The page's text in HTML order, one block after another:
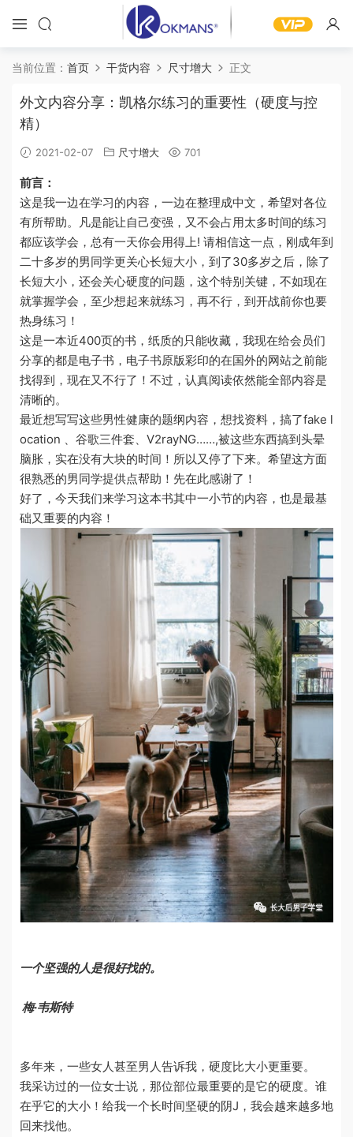
当前位置： 首页 干货内容 尺寸增大 正文
外文内容分享：凯格尔练习的重要性（硬度与控
精）
2021-02-07 尺寸增大 701
前言：
这是我一边在学习的内容，一边在整理成中文，希望对各位
有所帮助。凡是能让自己变强，又不会占用太多时间的练习
都应该学会，总有一天你会用得上! 请相信这一点，刚成年到
二十多岁的男同学更关心长短大小，到了30多岁之后，除了
长短大小，还会关心硬度的问题，这个特别关键，不如现在
就掌握学会，至少想起来就练习，再不行，到开战前你也要
热身练习！
这是一本近400页的书，纸质的只能收藏，我现在给会员们
分享的都是电子书，电子书原版彩印的在国外的网站之前能
找得到，现在又不行了！不过，认真阅读依然能全部内容是
清晰的。
最近想写写这些男性健康的题纲内容，想找资料，搞了fake l
ocation 、谷歌三件套、V2rayNG……,被这些东西搞到头晕
脑胀，实在没有大块的时间！所以又停了下来。希望这方面
很熟悉的男同学提供点帮助！先在此感谢了！
好了，今天我们来学习这本书其中一小节的内容，也是最基
础又重要的内容！
一个坚强的人是很好找的。
梅·韦斯特
多年来，一些女人甚至男人告诉我，硬度比大小更重要。
我采访过的一位女士说，那位部位最重要的是它的硬度。谁
在乎它的大小！给我一个长时间坚硬的阴J，我会越来越多地
回来找他。